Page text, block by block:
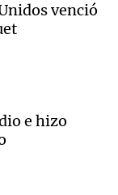
venció
e hizo